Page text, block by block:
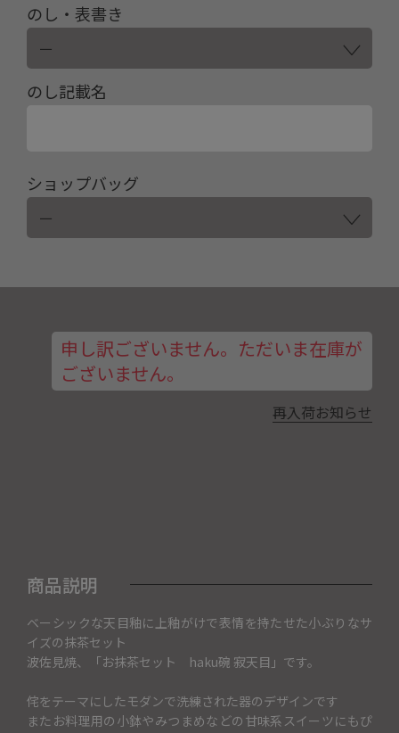
のし・表書き
のし記載名
ショップバッグ
申し訳ございません。ただいま在庫が
ございません。
再入荷お知らせ
商品説明
ベーシックな天目釉に上釉がけで表情を持たせた小ぶりなサ
イズの抹茶セット
波佐見焼、「お抹茶セット haku碗 寂天目」です。
侘をテーマにしたモダンで洗練された器のデザインです
またお料理用の小鉢やみつまめなどの甘味系スイーツにもぴ